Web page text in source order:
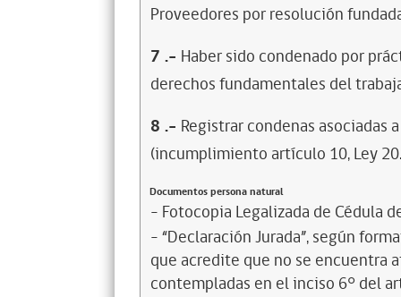
Proveedores por resolución
7 .- Haber sido condenado por
derechos fundamentales del
8 .- Registrar condenas asociadas
(incumplimiento artículo 10, Ley
Documentos persona natural
- Fotocopia Legalizada de Cédula
- “Declaración Jurada”, según
que acredite que no se encuentra
contempladas en el inciso 6° del